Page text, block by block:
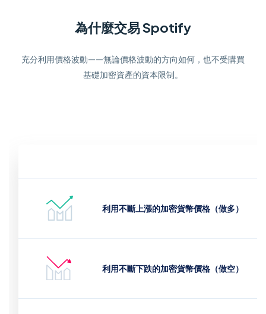
為什麼交易 Spotify
充分利用價格波動——無論價格波動的方向如何，也不受購買
基礎加密資產的資本限制。
利用不斷上漲的加密貨幣價格（做多）
利用不斷下跌的加密貨幣價格（做空）